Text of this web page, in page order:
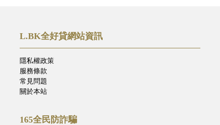
L.BK全好貸網站資訊
隱私權政策
服務條款
常見問題
關於本站
165全民防詐騙